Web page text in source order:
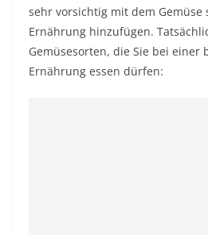
sehr vorsichtig mit dem Gemüse
Ernährung hinzufügen.
Gemüsesorten, die Sie bei einer
Ernährung essen dürfen: